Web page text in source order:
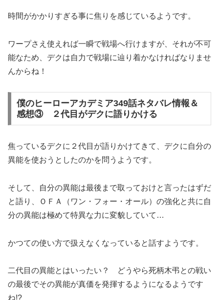
時間がかかりすぎる事に焦りを感じているようです。
ワープさえ使えれば一瞬で戦場へ行けますが、それが不可
能なため、デクは自力で戦場に辿り着かなければなりませ
んからね！
僕のヒーローアカデミア349話ネタバレ情報＆
感想③ ２代目がデクに語りかける
焦っているデクに２代目が語りかけてきて、デクに自分の
異能を使おうとしたのかを問うようです。
そして、自分の異能は最後まで取っておけと言ったはずだ
と語り、ＯＦＡ（ワン・フォー・オール）の強化と共に自
分の異能は極めて特異な力に変貌していて…
かつての使い方で扱えなくなっていると話すようです。
二代目の異能とはいったい？ どうやら死柄木弔との戦い
の最後でその異能が真価を発揮するようになるようです
ね!?